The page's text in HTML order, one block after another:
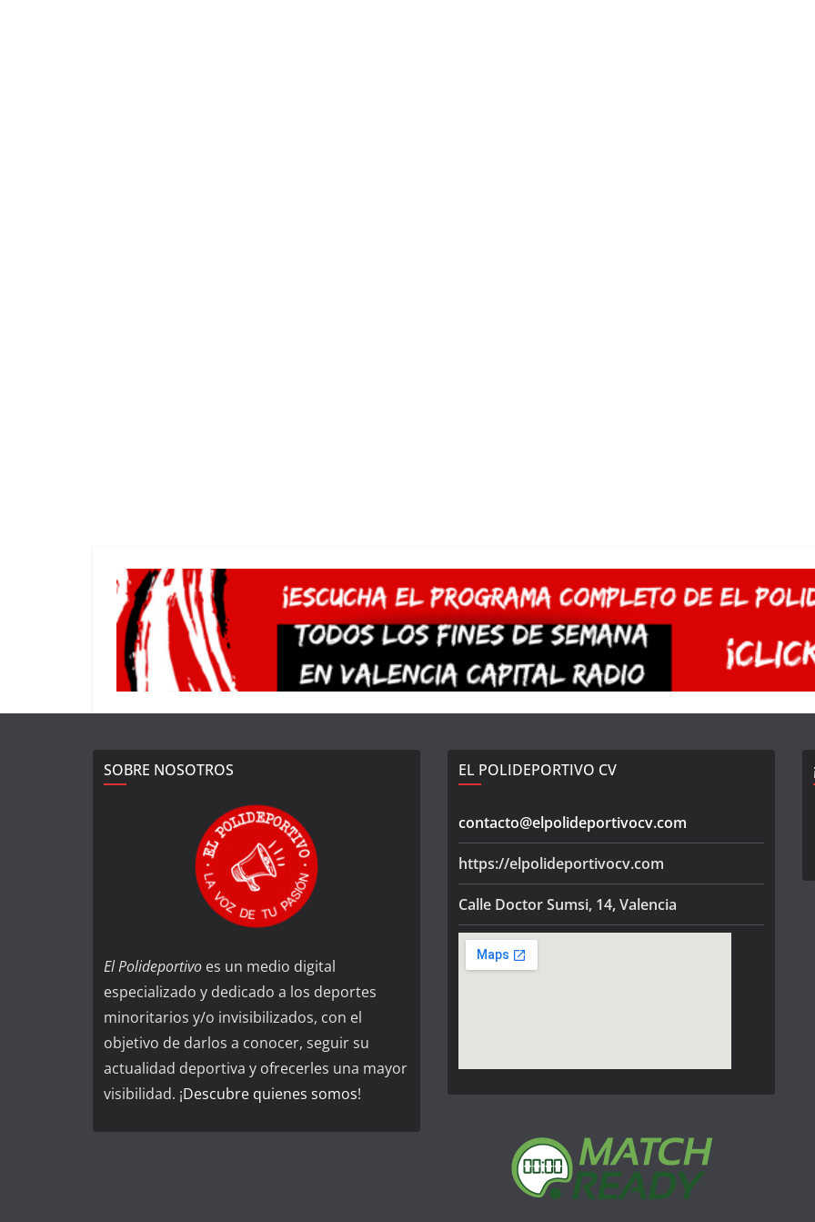
SOBRE NOSOTROS
El Polideportivo es un medio digital
especializado y dedicado a los deportes
minoritarios y/o invisibilizados, con el
objetivo de darlos a conocer, seguir su
actualidad deportiva y ofrecerles una mayor
visibilidad. ¡Descubre quienes somos!
EL POLIDEPORTIVO CV
contacto@elpolideportivocv.com
https://elpolideportivocv.com
Calle Doctor Sumsi, 14, Valencia